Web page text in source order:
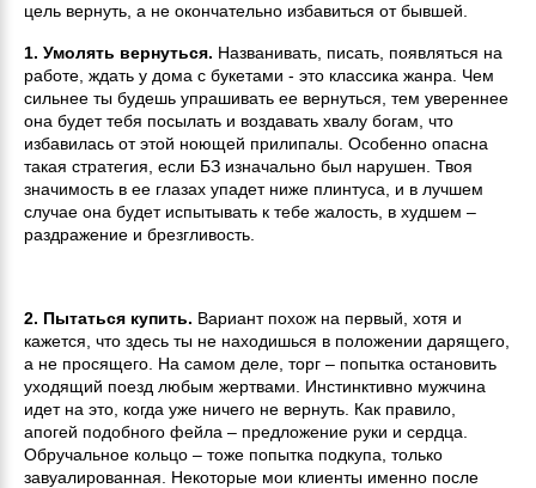
цель вернуть, а не окончательно избавиться от бывшей.
1. Умолять вернуться. Названивать, писать, появляться на
работе, ждать у дома с букетами - это классика жанра. Чем
сильнее ты будешь упрашивать ее вернуться, тем увереннее
она будет тебя посылать и воздавать хвалу богам, что
избавилась от этой ноющей прилипалы. Особенно опасна
такая стратегия, если БЗ изначально был нарушен. Твоя
значимость в ее глазах упадет ниже плинтуса, и в лучшем
случае она будет испытывать к тебе жалость, в худшем –
раздражение и брезгливость.
2. Пытаться купить. Вариант похож на первый, хотя и
кажется, что здесь ты не находишься в положении дарящего,
а не просящего. На самом деле, торг – попытка остановить
уходящий поезд любым жертвами. Инстинктивно мужчина
идет на это, когда уже ничего не вернуть. Как правило,
апогей подобного фейла – предложение руки и сердца.
Обручальное кольцо – тоже попытка подкупа, только
завуалированная. Некоторые мои клиенты именно после